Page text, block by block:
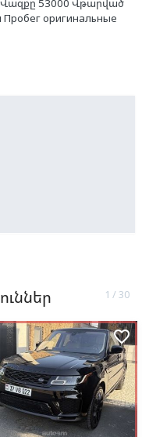
оригинальные
favorite_border